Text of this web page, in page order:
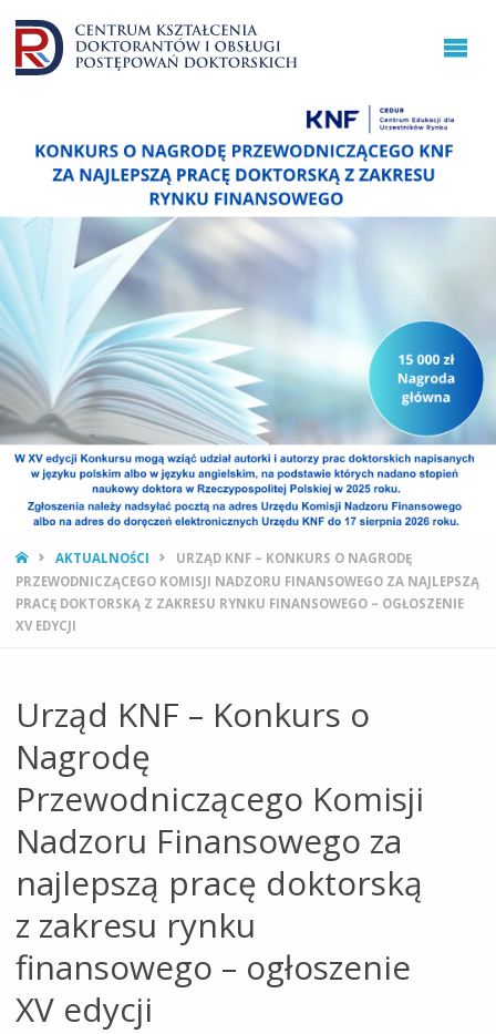
STRONA
GŁÓWNA
AKTUALNOŚCI
URZĄD KNF – KONKURS O NAGRODĘ
PRZEWODNICZĄCEGO KOMISJI NADZORU FINANSOWEGO ZA NAJLEPSZĄ
PRACĘ DOKTORSKĄ Z ZAKRESU RYNKU FINANSOWEGO – OGŁOSZENIE
XV EDYCJI
Urząd KNF – Konkurs o
Nagrodę
Przewodniczącego Komisji
Nadzoru Finansowego za
najlepszą pracę doktorską
z zakresu rynku
finansowego – ogłoszenie
XV edycji